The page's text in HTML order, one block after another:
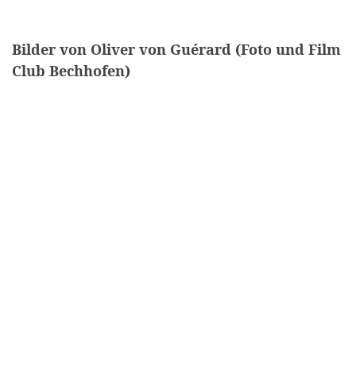
Bilder von Oliver von Guérard (Foto und Film
Club Bechhofen)